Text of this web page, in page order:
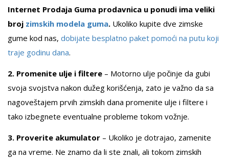
Internet Prodaja Guma prodavnica u ponudi ima veliki
broj zimskih modela guma. Ukoliko kupite dve zimske
gume kod nas, dobijate besplatno paket pomoći na putu koji
traje godinu dana.
2. Promenite ulje i filtere – Motorno ulje počinje da gubi
svoja svojstva nakon dužeg korišćenja, zato je važno da sa
nagoveštajem prvih zimskih dana promenite ulje i filtere i
tako izbegnete eventualne probleme tokom vožnje.
3. Proverite akumulator – Ukoliko je dotrajao, zamenite
ga na vreme. Ne znamo da li ste znali, ali tokom zimskih